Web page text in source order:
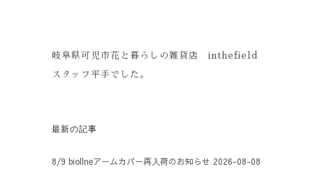
岐阜県可児市花と暮らしの雑貨店 inthefield
スタッフ平手でした。
最新の記事
8/9 biollneアームカバー再入荷のお知らせ 2026-08-08